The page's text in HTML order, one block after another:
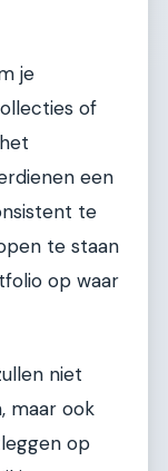
je
of
een
te
te staan
op waar
niet
maar ook
op